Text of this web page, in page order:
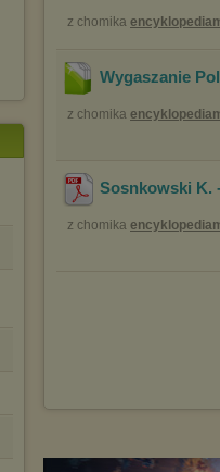
z chomika
Wygaszanie
z chomika
Sosnkowski K.
z chomika